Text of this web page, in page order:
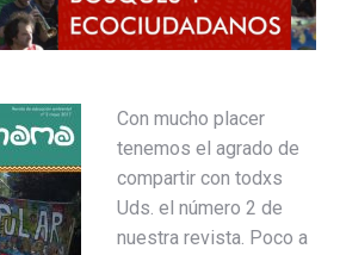
Con mucho placer
tenemos el agrado de
compartir con todxs
Uds. el número 2 de
nuestra revista. Poco a